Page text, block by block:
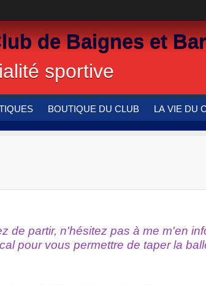
de Baignes et
sportive
BOUTIQUE DU CLUB LA VIE DU
de partir, n'hésitez pas à me m'en
pour vous permettre de taper la